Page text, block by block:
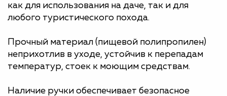
как для использования на даче, так и для
любого туристического похода.
Прочный материал (пищевой полипропилен)
неприхотлив в уходе, устойчив к перепадам
температур, стоек к моющим средствам.
Наличие ручки обеспечивает безопасное